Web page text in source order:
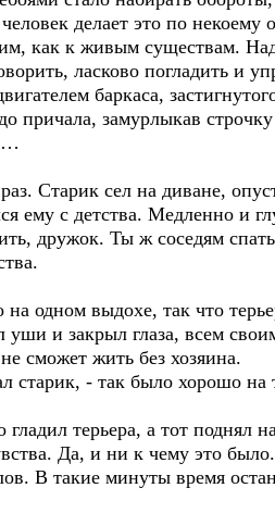
делает это по
как к живым существам.
ласково погладить и
баркаса,
причала, замурлыкав
Старик сел на диване,
ему с детства. Медленно и
дружок. Ты ж соседям
на одном выдохе, так что
и закрыл глаза, всем
сможет жить без хозяина.
старик, - так было хорошо на
терьера, а тот поднял
Да, и ни к чему это
В такие минуты время